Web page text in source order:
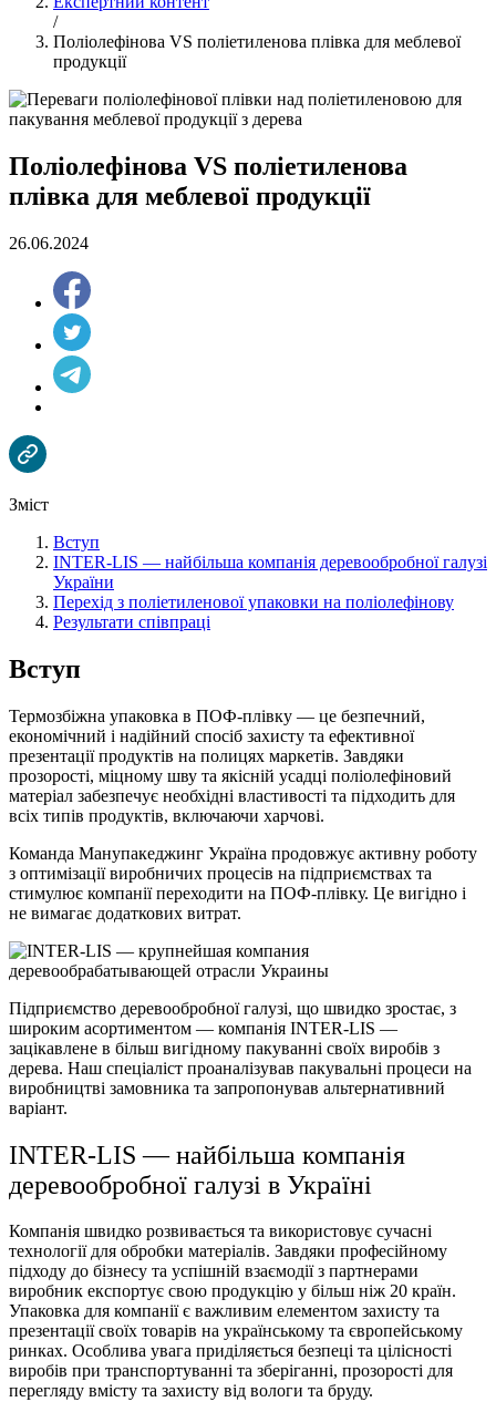
/
Поліолефінова VS поліетиленова плівка для меблевої
продукції
Поліолефінова VS поліетиленова
плівка для меблевої продукції
26.06.2024
Зміст
Вступ
INTER-LIS — найбільша компанія деревообробної галузі
України
Перехід з поліетиленової упаковки на поліолефінову
Результати співпраці
Вступ
Термозбіжна упаковка в ПОФ-плівку — це безпечний,
економічний і надійний спосіб захисту та ефективної
презентації продуктів на полицях маркетів. Завдяки
прозорості, міцному шву та якісній усадці поліолефіновий
матеріал забезпечує необхідні властивості та підходить для
всіх типів продуктів, включаючи харчові.
Команда Манупакеджинг Україна продовжує активну роботу
з оптимізації виробничих процесів на підприємствах та
стимулює компанії переходити на ПОФ-плівку. Це вигідно і
не вимагає додаткових витрат.
Підприємство деревообробної галузі, що швидко зростає, з
широким асортиментом — компанія INTER-LIS —
зацікавлене ​​в більш вигідному пакуванні своїх виробів з
дерева. Наш спеціаліст проаналізував пакувальні процеси на
виробництві замовника та запропонував альтернативний
варіант.
INTER-LIS — найбільша компанія
деревообробної галузі в Україні
Компанія швидко розвивається та використовує сучасні
технології для обробки матеріалів. Завдяки професійному
підходу до бізнесу та успішній взаємодії з партнерами
виробник експортує свою продукцію у більш ніж 20 країн.
Упаковка для компанії є важливим елементом захисту та
презентації своїх товарів на українському та європейському
ринках. Особлива увага приділяється безпеці та цілісності
виробів при транспортуванні та зберіганні, прозорості для
перегляду вмісту та захисту від вологи та бруду.